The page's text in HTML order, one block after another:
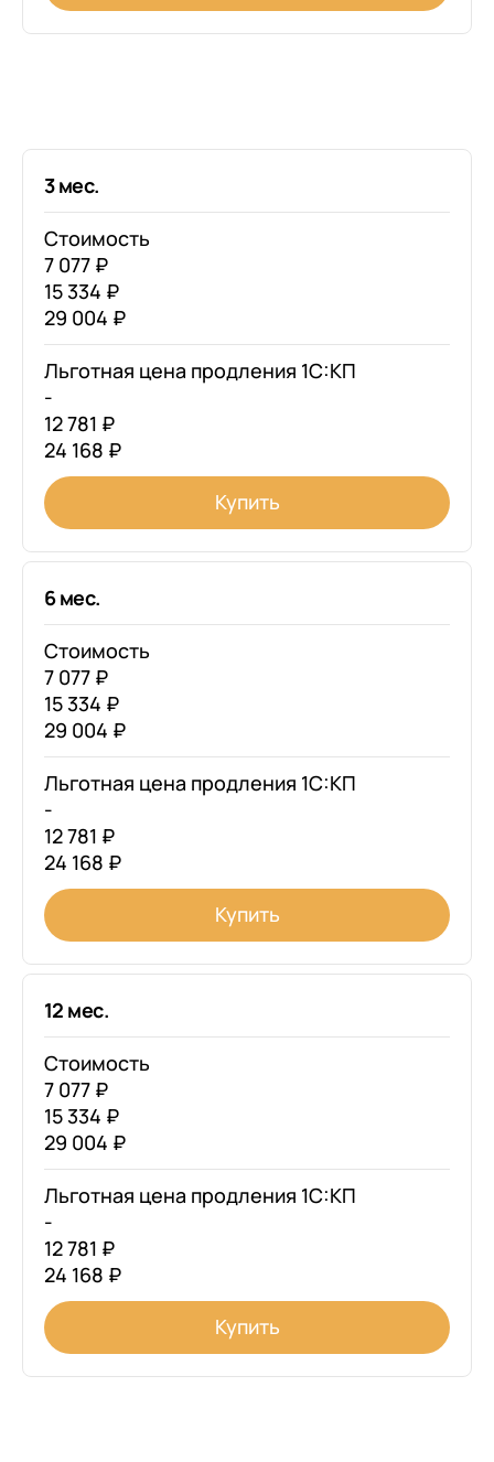
3 мес.
Стоимость
7 077 ₽
15 334 ₽
29 004 ₽
Льготная цена продления 1С:КП
-
12 781 ₽
24 168 ₽
Купить
6 мес.
Стоимость
7 077 ₽
15 334 ₽
29 004 ₽
Льготная цена продления 1С:КП
-
12 781 ₽
24 168 ₽
Купить
12 мес.
Стоимость
7 077 ₽
15 334 ₽
29 004 ₽
Льготная цена продления 1С:КП
-
12 781 ₽
24 168 ₽
Купить